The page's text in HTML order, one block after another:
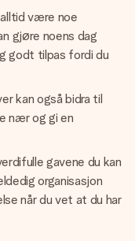
alltid være noe
gjøre noens dag
godt tilpas fordi du
kan også bidra til
nær og gi en
gavene du kan
organisasjon
når du vet at du har